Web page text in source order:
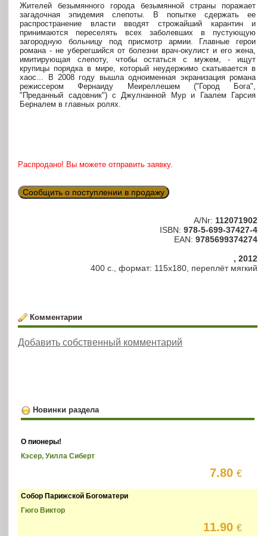
Жителей безымянного города безымянной страны поражает
загадочная эпидемия слепоты. В попытке сдержать ее
распространение власти вводят строжайший карантин и
принимаются переселять всех заболевших в пустующую
загородную больницу под присмотр армии. Главные герои
романа - не уберегшийся от болезни врач-окулист и его жена,
имитирующая слепоту, чтобы остаться с мужем, - ищут
крупицы порядка в мире, который неудержимо скатывается в
хаос... В 2008 году вышла одноименная экранизация романа
режиссером Фернаиду Меиреллешем ("Город Бога",
"Преданный садовник") с Джулнанной Мур и Гаалем Гарсия
Берналем в главных ролях.
Распродано! Вы можете отправить заявку.
Сообщить о поступлении в продажу
A/Nr: 112071902
ISBN: 978-5-699-37427-4
EAN: 9785699374274
, 2012
400 с., формат: 115х180, переплёт мягкий
Комментарии
Добавить собственный комментарий
Новинки раздела
О пионеры!
Кэсер, Уилла Сиберт
7.80€
Собор Парижской Богоматери
Гюго Виктор
11.90€